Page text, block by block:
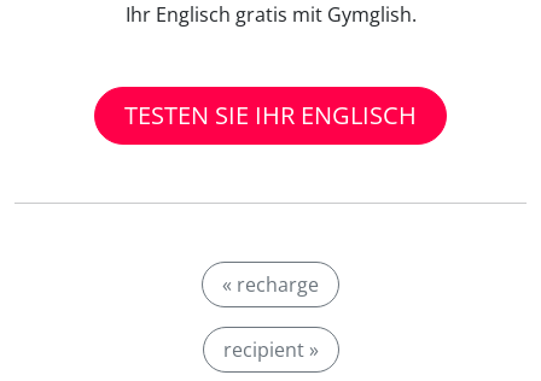
Ihr Englisch gratis mit Gymglish.
TESTEN SIE IHR ENGLISCH
« recharge
recipient »